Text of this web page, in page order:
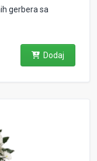
gerbera sa
Dodaj